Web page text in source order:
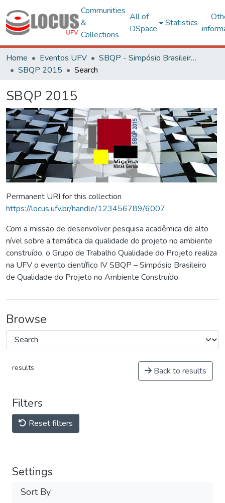
Communities
&
Collections
All of
DSpace
Statistics
Home Eventos UFV
SBQP - Simpósio Brasileiro de Qualidade do Projeto no Ambiente Construído
SBQP 2015
Search
SBQP 2015
Permanent URI for this collection
https://locus.ufv.br/handle/123456789/6007
Com a missão de desenvolver pesquisa acadêmica de alto
nível sobre a temática da qualidade do projeto no ambiente
construído, o Grupo de Trabalho Qualidade do Projeto realiza
na UFV o evento científico IV SBQP – Simpósio Brasileiro
de Qualidade do Projeto no Ambiente Construído.
Browse
results Back to results
Filters
Reset filters
Settings
Sort By